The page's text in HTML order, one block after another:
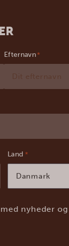
Efternavn
Land *
Danmark
nyheder